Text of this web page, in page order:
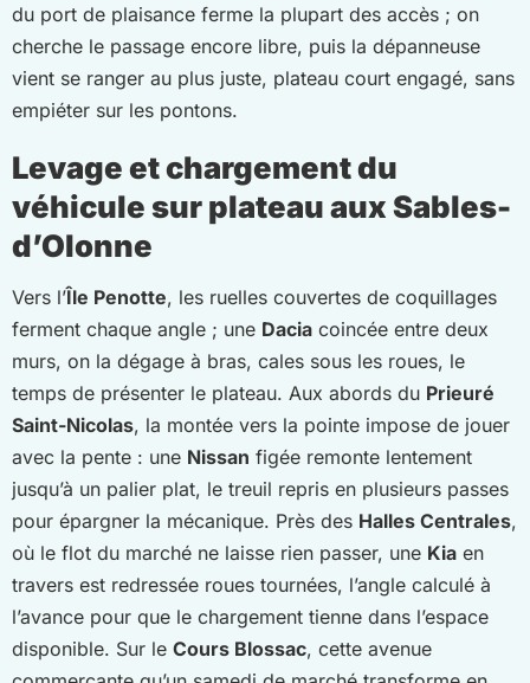
du port de plaisance ferme la plupart des accès ; on
cherche le passage encore libre, puis la dépanneuse
vient se ranger au plus juste, plateau court engagé, sans
empiéter sur les pontons.
Levage et chargement du
véhicule sur plateau aux Sables-
d’Olonne
Vers l’Île Penotte, les ruelles couvertes de coquillages
ferment chaque angle ; une Dacia coincée entre deux
murs, on la dégage à bras, cales sous les roues, le
temps de présenter le plateau. Aux abords du Prieuré
Saint-Nicolas, la montée vers la pointe impose de jouer
avec la pente : une Nissan figée remonte lentement
jusqu’à un palier plat, le treuil repris en plusieurs passes
pour épargner la mécanique. Près des Halles Centrales,
où le flot du marché ne laisse rien passer, une Kia en
travers est redressée roues tournées, l’angle calculé à
l’avance pour que le chargement tienne dans l’espace
disponible. Sur le Cours Blossac, cette avenue